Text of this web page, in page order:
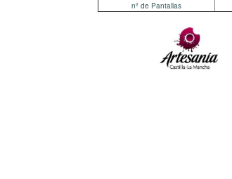
nº de Pantallas